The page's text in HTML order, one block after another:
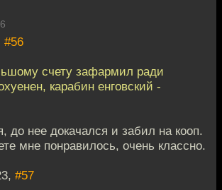
#56
счету зафармил ради
карабин енговский -
до нее докачался и забил на кооп.
мне понравилось, очень классно.
#57